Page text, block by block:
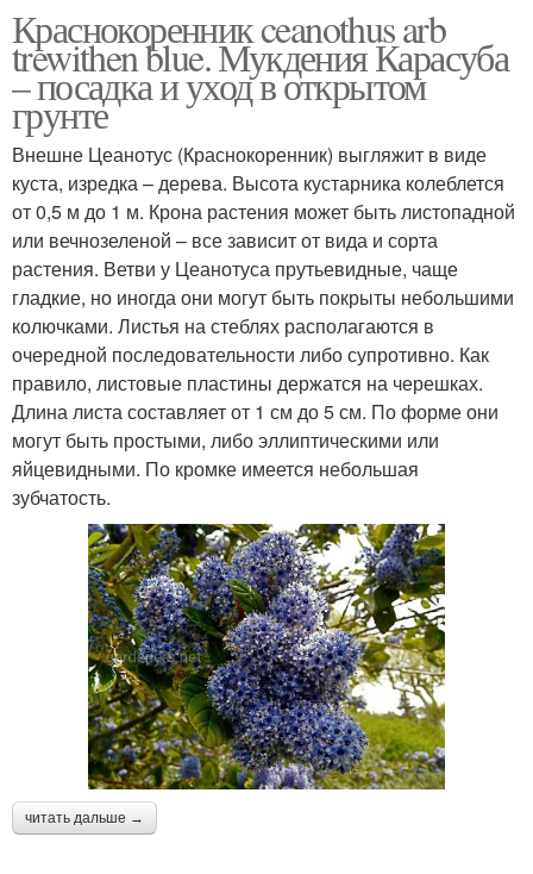
Краснокоренник ceanothus arb
trewithen blue. Мукдения Карасуба
– посадка и уход в открытом
грунте
Внешне Цеанотус (Краснокоренник) выгляжит в виде
куста, изредка – дерева. Высота кустарника колеблется
от 0,5 м до 1 м. Крона растения может быть листопадной
или вечнозеленой – все зависит от вида и сорта
растения. Ветви у Цеанотуса прутьевидные, чаще
гладкие, но иногда они могут быть покрыты небольшими
колючками. Листья на стеблях располагаются в
очередной последовательности либо супротивно. Как
правило, листовые пластины держатся на черешках.
Длина листа составляет от 1 см до 5 см. По форме они
могут быть простыми, либо эллиптическими или
яйцевидными. По кромке имеется небольшая
зубчатость.
читать дальше →